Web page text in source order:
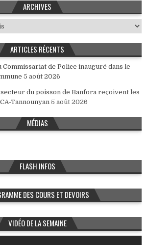
ARCHIVES
ARTICLES RÉCENTS
Commissariat de Police inauguré dans le
5 août 2026
du poisson de Banfora reçoivent les
Tannounyan 5 août 2026
MÉDIAS
FLASH INFOS
DES COURS ET DEVOIRS
VIDÉO DE LA SEMAINE